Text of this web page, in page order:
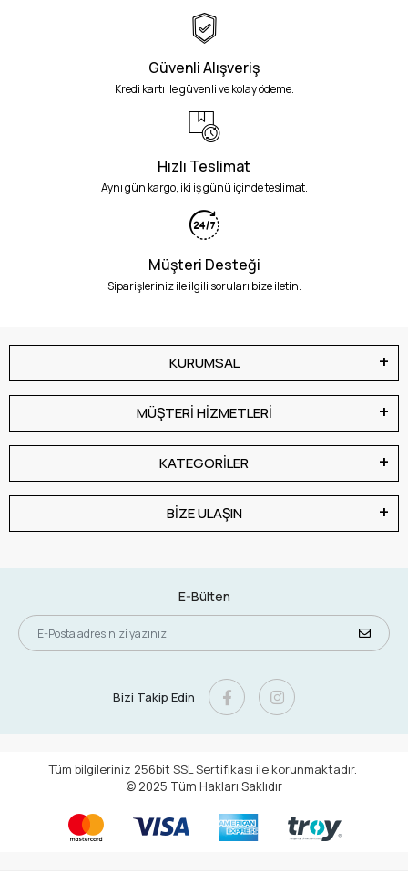
Güvenli Alışveriş
Kredi kartı ile güvenli ve kolay ödeme.
Hızlı Teslimat
Aynı gün kargo, iki iş günü içinde teslimat.
Müşteri Desteği
Siparişleriniz ile ilgili soruları bize iletin.
KURUMSAL
MÜŞTERİ HİZMETLERİ
KATEGORİLER
BİZE ULAŞIN
E-Bülten
Bizi Takip Edin
Tüm bilgileriniz 256bit SSL Sertifikası ile korunmaktadır.
© 2025 Tüm Hakları Saklıdır